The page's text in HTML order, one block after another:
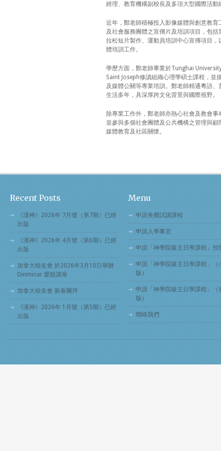
經理、教育機構副校長及多項大型國際活動
近年，鄭老師積極投入影像媒體與創意教
及社會服務團體之宣傳片及培訓項目，包
拉松短片製作、運動員培訓中心宣傳項目
體培訓工作。
學歷方面，鄭老師畢業於Tunghai
Saint Joseph修讀組織心理學碩士課程，並
及媒體公關等專業培訓。鄭老師精通粵語
生活多年，具深厚跨文化背景與國際視野。
除專業工作外，鄭老師亦熱心社會及教會
並參與多個社會團體及公共機構之管理與
媒體教育及社區關懷。
Recent Posts
《漢神》2026年 7月號（第7期）已經
出版
《漢神》2026年 4月號（第6期）已經
出版
加拿大校友會 於2026年3月10日舉辦
Dinminar 愛筵講座
加拿大校友會 新春團拜
《漢神》2026年 1月號（第5期）已經
出版
Menu
申請免費試讀課程
申請入學事宜
申請「神學院級主日學課程」預
申請「神學院級主日學課程」（
版）
申請「神學院級主日學課程」（
版）
聯絡我們